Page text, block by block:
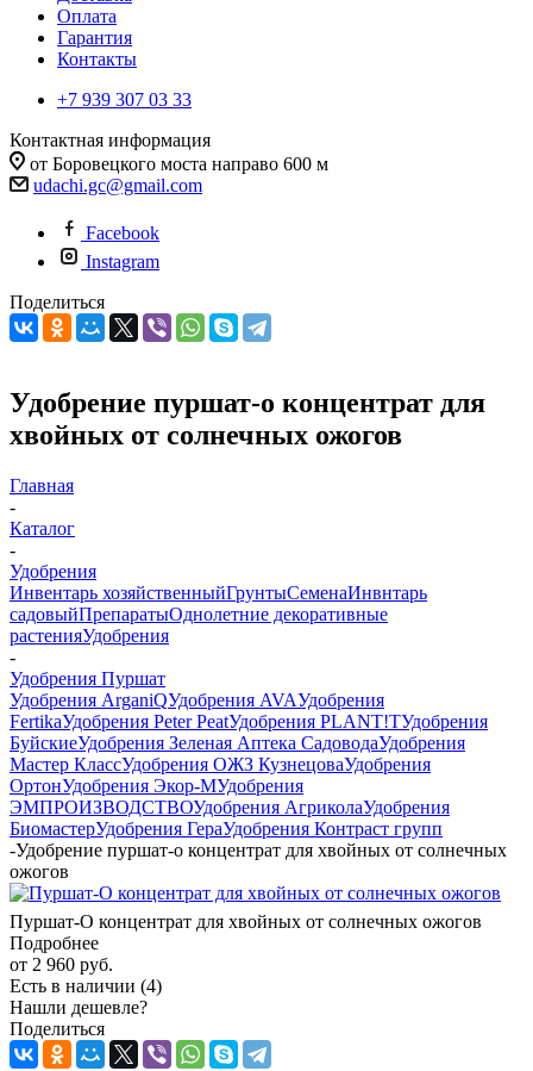
Оплата
Гарантия
Контакты
+7 939 307 03 33
Контактная информация
от Боровецкого моста направо 600 м
udachi.gc@gmail.com
Facebook
Instagram
Поделиться
Удобрение пуршат-о концентрат для
хвойных от солнечных ожогов
Главная
-
Каталог
-
Удобрения
Инвентарь хозяйственныйГрунтыСеменаИнвнтарь
садовыйПрепаратыОднолетние декоративные
растенияУдобрения
-
Удобрения Пуршат
Удобрения ArganiQУдобрения AVAУдобрения
FertikaУдобрения Peter PeatУдобрения PLANT!TУдобрения
БуйскиеУдобрения Зеленая Аптека СадоводаУдобрения
Мастер КлассУдобрения ОЖЗ КузнецоваУдобрения
ОртонУдобрения Экор-МУдобрения
ЭМПРОИЗВОДСТВОУдобрения АгриколаУдобрения
БиомастерУдобрения ГераУдобрения Контраст групп
-Удобрение пуршат-о концентрат для хвойных от солнечных
ожогов
Пуршат-О концентрат для хвойных от солнечных ожогов
Подробнее
от 2 960 руб.
Есть в наличии (4)
Нашли дешевле?
Поделиться